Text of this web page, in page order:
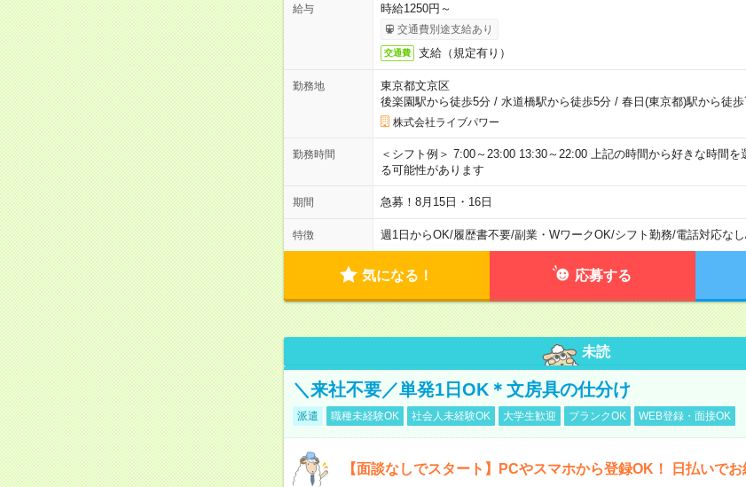
給与 時給1250円～
交通費別途支給あり
交通費 支給（規定有り）
勤務地
東京都文京区
後楽園駅から徒歩5分/ 水道橋駅から徒歩5分/ 春日(東京都)駅から徒歩
株式会社ライブパワー
勤務時間
＜シフト例＞ 7:00～23:00 13:30～22:00 上記の時間から好きな時間
る可能性があります
期間 急募！8月15日・16日
特徴 週1日からOK/履歴書不要/副業・WワークOK/シフト勤務/電話対応なし
気になる！ 応募する
未読
＼来社不要／単発1日OK＊文房具の仕分け
派遣 職種未経験OK 社会人未経験OK 大学生歓迎 ブランクOK WEB登録・面接OK
【面談なしでスタート】PCやスマホから登録OK！ 日払いでお